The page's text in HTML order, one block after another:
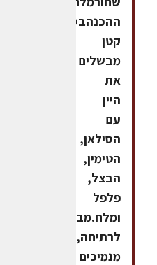
ההכנהבסיר
קטן
מבשלים
את
היין
עם
הסילאן,
הטימין,
הבצל,
פלפל
ומלח.מביאים
לרתיחה,
מנמיכים